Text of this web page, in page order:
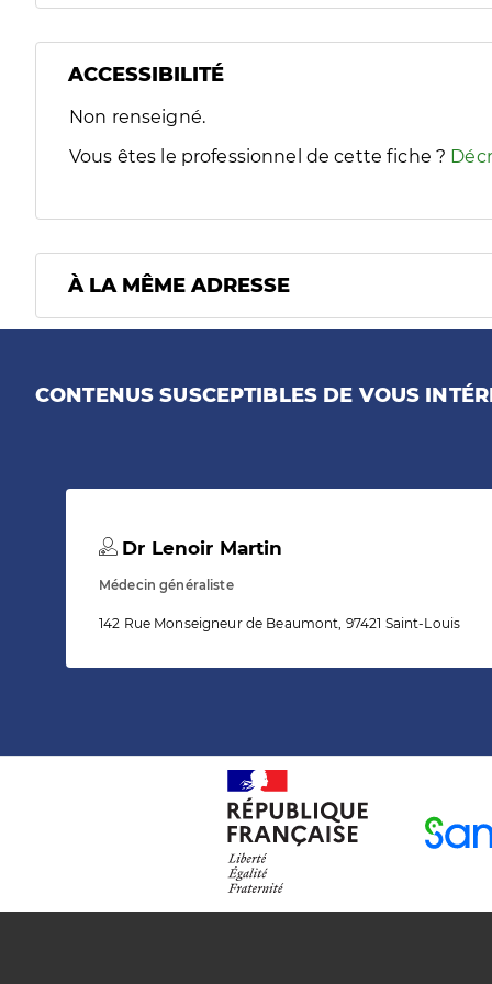
ACCESSIBILITÉ
Filtres
Sélectionnez un ou plusieurs handicaps/besoins
Non renseigné.
Vous êtes le professionnel de cette fiche ?
À LA MÊME ADRESSE
CONTENUS SUSCEPTIBLES DE VOUS
Dr Lenoir Martin
Médecin généraliste
142 Rue Monseigneur de Beaumont, 97421 Saint-Louis